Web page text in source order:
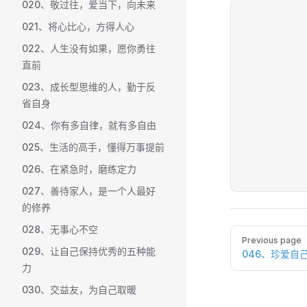
020、敬过往，爱当下，向未来
021、将心比心，方得人心
022、人生没有如果，愿你勇往
直前
023、成长型思维的人，勤于反
省自身
024、你有多自律，就有多自由
025、生活的高手，懂得万事提前
026、在紧急时，磨练定力
027、善待家人，是一个人最好
的修养
028、无事心不空
029、让自己保持优秀的五种能
力
030、交益友，为自己取暖
Pager
Previous page
046、珍爱自